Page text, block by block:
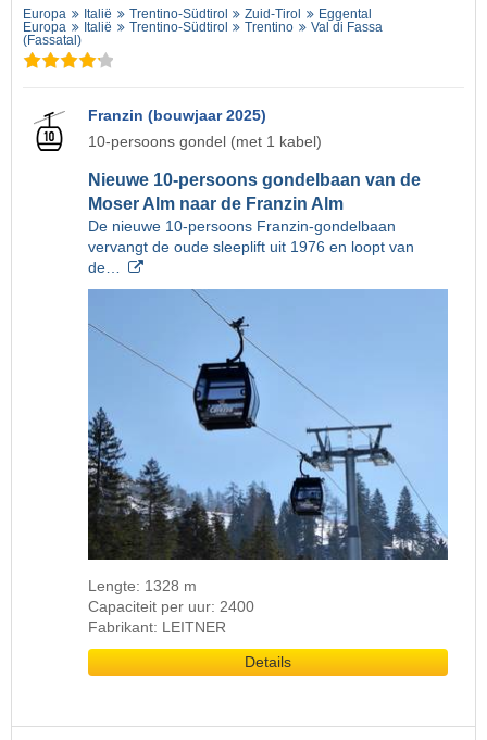
Europa Italië Trentino-Südtirol Zuid-Tirol
Eggental
Europa
Italië Trentino-Südtirol Trentino
Val di Fassa
(Fassatal)
Franzin (bouwjaar 2025)
10-persoons gondel (met 1 kabel)
Nieuwe 10-persoons gondelbaan van de
Moser Alm naar de Franzin Alm
De nieuwe 10-persoons Franzin-gondelbaan
vervangt de oude sleeplift uit 1976 en loopt van
de…
Lengte: 1328 m
Capaciteit per uur: 2400
Fabrikant: LEITNER
Details